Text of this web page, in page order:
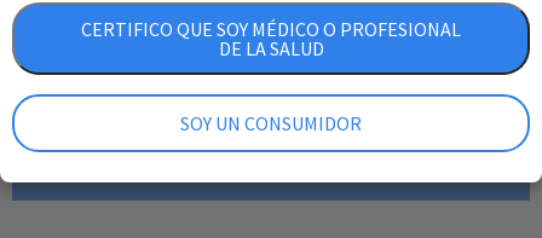
CERTIFICO QUE SOY MÉDICO O PROFESIONAL
DE LA SALUD
SOY UN CONSUMIDOR
Si eres un profesional
de la salud regístrate en nuestro formulario